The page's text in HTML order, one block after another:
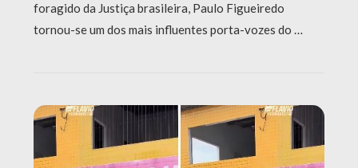
foragido da Justiça brasileira, Paulo Figueiredo
tornou-se um dos mais influentes porta-vozes do …